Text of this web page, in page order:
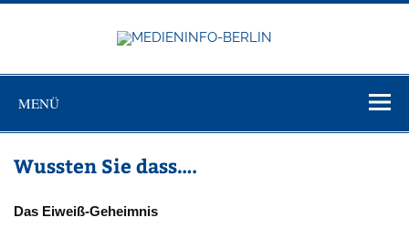
Zum
MENÜ
Wussten Sie dass….
Das Eiweiß-Geheimnis